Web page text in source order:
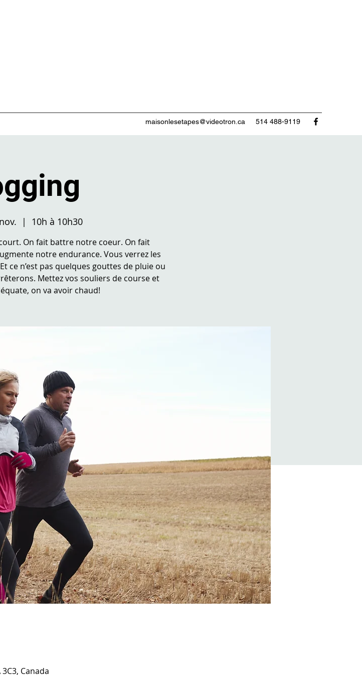
maisonlesetapes@videotron.ca 514 488-9119
  |
10h à 10h30
On fait battre notre coeur. On fait
notre endurance. Vous verrez les
ce n’est pas quelques gouttes de pluie ou
Mettez vos souliers de course et
on va avoir chaud!
Canada